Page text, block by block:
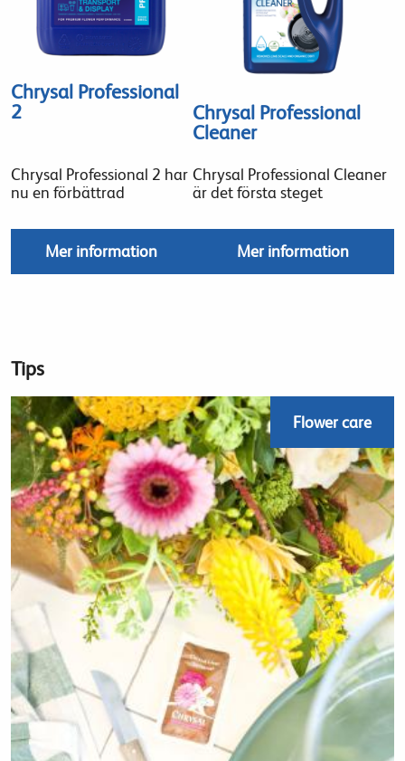
Chrysal Professional
2
Chrysal Professional 2 har
nu en förbättrad
Mer information
Chrysal Professional
Cleaner
Chrysal Professional Cleaner
är det första steget
Mer information
Tips
Flower care